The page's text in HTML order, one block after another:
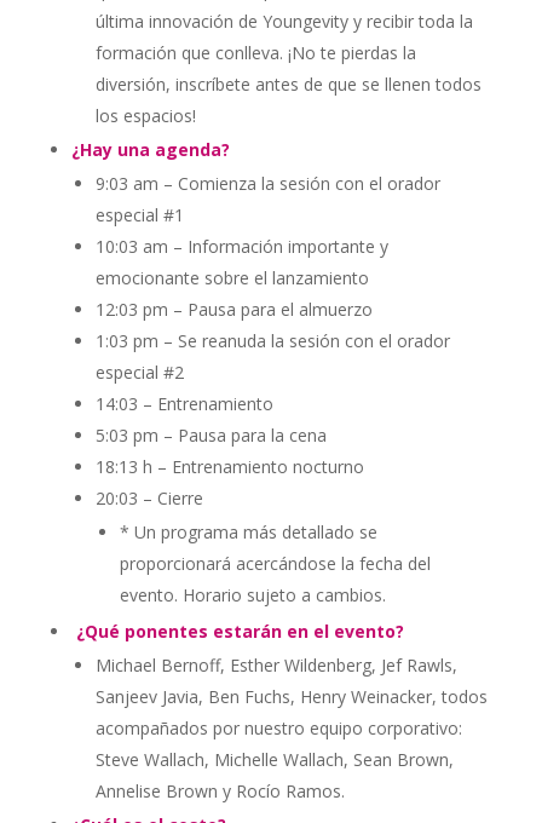
última innovación de Youngevity y recibir toda la
formación que conlleva. ¡No te pierdas la
diversión, inscríbete antes de que se llenen todos
los espacios!
¿Hay una agenda?
9:03 am – Comienza la sesión con el orador
especial #1
10:03 am – Información importante y
emocionante sobre el lanzamiento
12:03 pm – Pausa para el almuerzo
1:03 pm – Se reanuda la sesión con el orador
especial #2
14:03 – Entrenamiento
5:03 pm – Pausa para la cena
18:13 h – Entrenamiento nocturno
20:03 – Cierre
* Un programa más detallado se
proporcionará acercándose la fecha del
evento. Horario sujeto a cambios.
¿Qué ponentes estarán en el evento?
Michael Bernoff, Esther Wildenberg, Jef Rawls,
Sanjeev Javia, Ben Fuchs, Henry Weinacker, todos
acompañados por nuestro equipo corporativo:
Steve Wallach, Michelle Wallach, Sean Brown,
Annelise Brown y Rocío Ramos.